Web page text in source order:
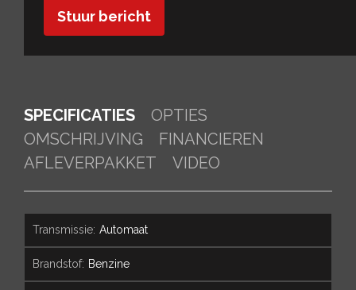
SPECIFICATIES
OPTIES
OMSCHRIJVING
FINANCIEREN
AFLEVERPAKKET
VIDEO
transmissie: Automaat
brandstof: Benzine